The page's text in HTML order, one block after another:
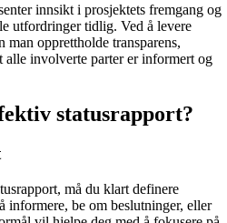
innsikt i prosjektets fremgang og
utfordringer tidlig. Ved å levere
man opprettholde transparens,
alle involverte parter er informert og
statusrapport?
må du klart definere
informere, be om beslutninger, eller